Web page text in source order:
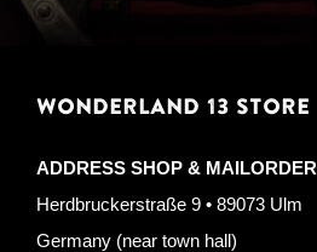
WONDERLAND 13 STORE
ADDRESS SHOP & MAILORDER
Herdbruckerstraße 9 • 89073 Ulm
Germany (near town hall)